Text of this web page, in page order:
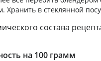
Хранить в стеклянной
состава
на 100 грамм